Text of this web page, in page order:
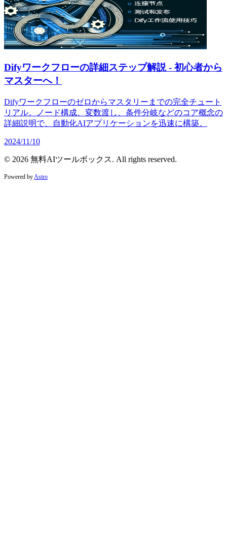
Difyワークフローの詳細ステップ解説 - 初心者から
マスターへ！
Difyワークフローのゼロからマスタリーまでの完全チュート
リアル。ノード構成、変数渡し、条件分岐などのコア概念の
詳細説明で、自動化AIアプリケーションを迅速に構築。
2024/11/10
© 2026 無料AIツールボックス. All rights reserved.
Powered by Astro